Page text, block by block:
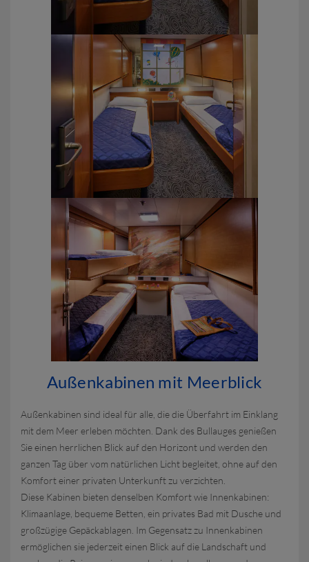
Außenkabinen mit Meerblick
Außenkabinen sind ideal für alle, die die Überfahrt im Einklang
mit dem Meer erleben möchten. Dank des Bullauges genießen
Sie einen herrlichen Blick auf den Horizont und werden den
ganzen Tag über vom natürlichen Licht begleitet, ohne auf den
Komfort einer privaten Unterkunft zu verzichten.
Diese Kabinen bieten denselben Komfort wie Innenkabinen:
Klimaanlage, bequeme Betten, ein privates Bad mit Dusche und
großzügige Gepäckablagen. Im Gegensatz zu Innenkabinen
ermöglichen sie jederzeit einen Blick auf die Landschaft und